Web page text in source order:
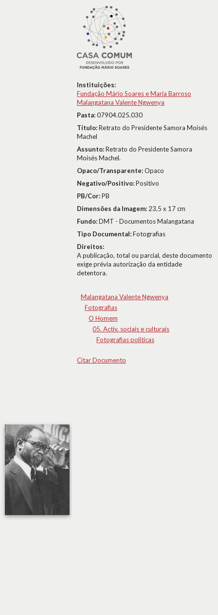
Instituições:
Fundação Mário Soares e Maria Barroso
Malangatana Valente Ngwenya
Pasta:07904.025.030
Título:Retrato do Presidente Samora Moisés
Machel
Assunto:Retrato do Presidente Samora
Moisés Machel.
Opaco/Transparente:Opaco
Negativo/Positivo:Positivo
PB/Cor:PB
Dimensões da Imagem: 23,5 x 17 cm
Fundo:DMT - Documentos Malangatana
Tipo Documental:Fotografias
Direitos:
A publicação, total ou parcial, deste documento
exige prévia autorização da entidade
detentora.
Malangatana Valente Ngwenya
Fotografias
O Homem
05. Activ. sociais e culturais
Fotografias políticas
Citar Documento